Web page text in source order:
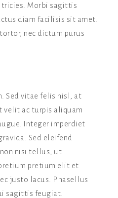
Morbi sagittis
diam facilisis sit amet.
nec dictum purus
Sed vitae felis nisl, at
velit ac turpis aliquam
Integer imperdiet
Sed eleifend
nisi tellus, ut
pretium elit et
justo lacus. Phasellus
sagittis feugiat.